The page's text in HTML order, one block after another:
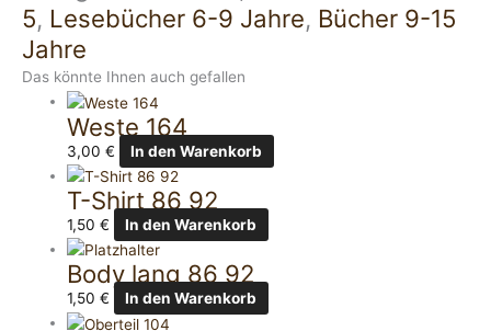
5, Lesebücher 6-9 Jahre, Bücher 9-15
Jahre
Das könnte Ihnen auch gefallen
Weste 164
3,00€ In den Warenkorb
T-Shirt 86 92
1,50€ In den Warenkorb
Body lang 86 92
1,50€ In den Warenkorb